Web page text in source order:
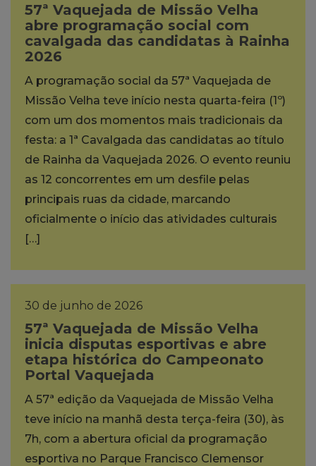
57ª Vaquejada de Missão Velha
abre programação social com
cavalgada das candidatas à Rainha
2026
A programação social da 57ª Vaquejada de
Missão Velha teve início nesta quarta-feira (1º)
com um dos momentos mais tradicionais da
festa: a 1ª Cavalgada das candidatas ao título
de Rainha da Vaquejada 2026. O evento reuniu
as 12 concorrentes em um desfile pelas
principais ruas da cidade, marcando
oficialmente o início das atividades culturais
[…]
30 de junho de 2026
57ª Vaquejada de Missão Velha
inicia disputas esportivas e abre
etapa histórica do Campeonato
Portal Vaquejada
A 57ª edição da Vaquejada de Missão Velha
teve início na manhã desta terça-feira (30), às
7h, com a abertura oficial da programação
esportiva no Parque Francisco Clemensor